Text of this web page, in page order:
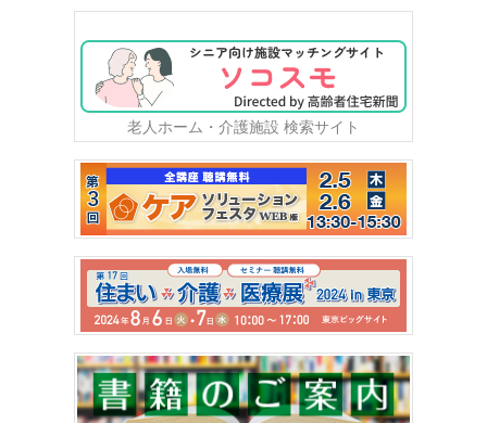
老人ホーム・介護施設 検索サイト